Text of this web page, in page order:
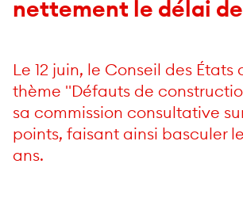
nettement le délai de
Le 12 juin, le Conseil des États
thème "Défauts de
sa commission consultative
points, faisant ainsi basculer
ans.